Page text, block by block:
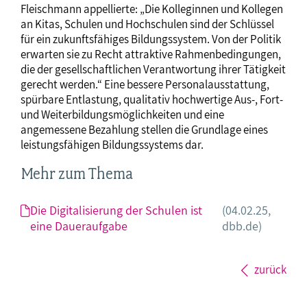
Fleischmann appellierte: „Die Kolleginnen und Kollegen
an Kitas, Schulen und Hochschulen sind der Schlüssel
für ein zukunftsfähiges Bildungssystem. Von der Politik
erwarten sie zu Recht attraktive Rahmenbedingungen,
die der gesellschaftlichen Verantwortung ihrer Tätigkeit
gerecht werden.“ Eine bessere Personalausstattung,
spürbare Entlastung, qualitativ hochwertige Aus-, Fort-
und Weiterbildungsmöglichkeiten und eine
angemessene Bezahlung stellen die Grundlage eines
leistungsfähigen Bildungssystems dar.
Mehr zum Thema
Die Digitalisierung der Schulen ist
eine Daueraufgabe
(04.02.25,
dbb.de)
zurück